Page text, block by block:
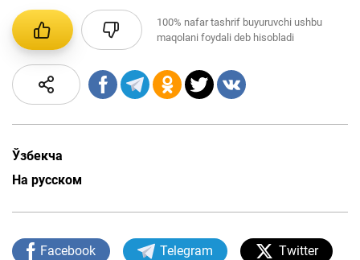
100% nafar tashrif buyuruvchi ushbu
maqolani foydali deb hisobladi
Ўзбекча
На русском
Facebook Telegram Twitter